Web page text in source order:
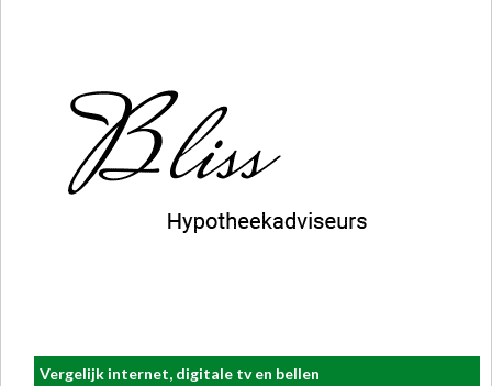
Vergelijk internet, digitale tv en bellen